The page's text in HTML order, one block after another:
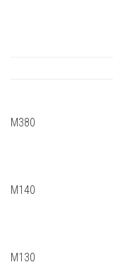
М380
М140
М130